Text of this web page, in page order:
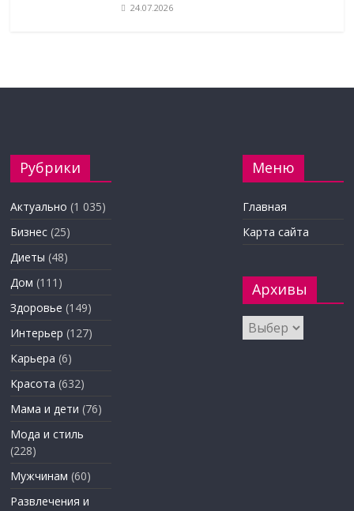
24.07.2026
Рубрики
Актуально (1 035)
Бизнес (25)
Диеты (48)
Дом (111)
Здоровье (149)
Интерьер (127)
Карьера (6)
Красота (632)
Мама и дети (76)
Мода и стиль
(228)
Мужчинам (60)
Развлечения и
Меню
Главная
Карта сайта
Архивы
Архивы